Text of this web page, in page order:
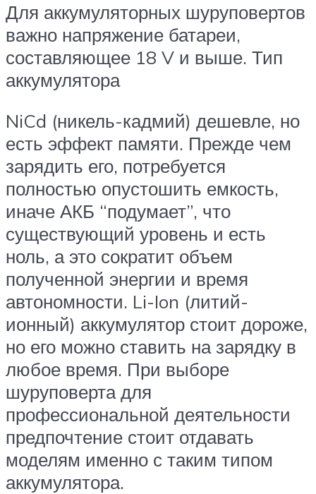
Для аккумуляторных шуруповертов
важно напряжение батареи,
составляющее 18 V и выше. Тип
аккумулятора
NiCd (никель-кадмий) дешевле, но
есть эффект памяти. Прежде чем
зарядить его, потребуется
полностью опустошить емкость,
иначе АКБ “подумает”, что
существующий уровень и есть
ноль, а это сократит объем
полученной энергии и время
автономности. Li-Ion (литий-
ионный) аккумулятор стоит дороже,
но его можно ставить на зарядку в
любое время. При выборе
шуруповерта для
профессиональной деятельности
предпочтение стоит отдавать
моделям именно с таким типом
аккумулятора.